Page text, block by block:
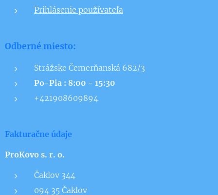
Prihlásenie používateľa
Odberné miesto:
Strážske Čemerňanská 682/3
Po-Pia : 8:00 - 15:30
+421908609894
Fakturačne údaje
ProKovo s. r. o.
Čaklov 344
094 35 Čaklov